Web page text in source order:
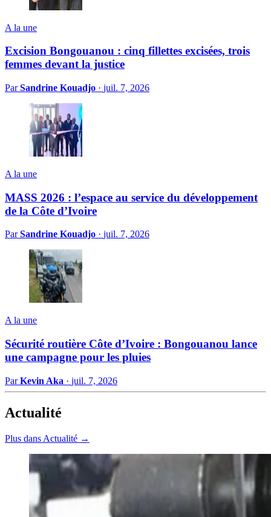
A la une
Excision Bongouanou : cinq fillettes excisées, trois
femmes devant la justice
ParSandrine Kouadjo · juil. 7, 2026
A la une
MASS 2026 : l’espace au service du développement
de la Côte d’Ivoire
ParSandrine Kouadjo · juil. 7, 2026
A la une
Sécurité routière Côte d’Ivoire : Bongouanou lance
une campagne pour les pluies
ParKevin Aka · juil. 7, 2026
Actualité
Plus dans Actualité →